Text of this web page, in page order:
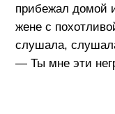
прибежал домой
жене с
слушала,
— Ты мне эти